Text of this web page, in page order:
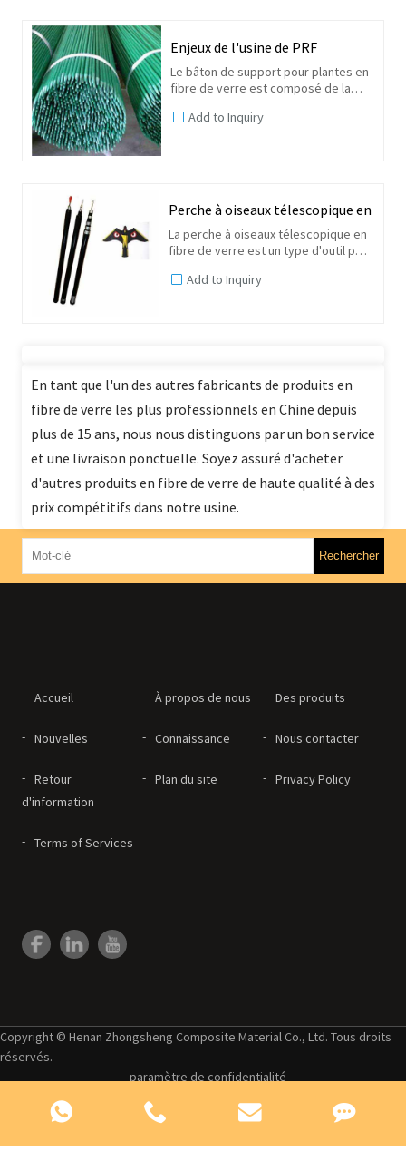
Enjeux de l'usine de PRF
Le bâton de support pour plantes en
fibre de verre est composé de la
meilleure résine, le plus grand
Add to Inquiry
Perche à oiseaux télescopique en FRP
La perche à oiseaux télescopique en
fibre de verre est un type d'outil pour
effaroucheurs d'oiseaux. Il est
Add to Inquiry
En tant que l'un des autres fabricants de produits en
fibre de verre les plus professionnels en Chine depuis
plus de 15 ans, nous nous distinguons par un bon service
et une livraison ponctuelle. Soyez assuré d'acheter
d'autres produits en fibre de verre de haute qualité à des
prix compétitifs dans notre usine.
Accueil À propos de nous Des produits
Nouvelles Connaissance Nous contacter
Retour
d'information
Plan du site Privacy Policy
Terms of Services
Copyright © Henan Zhongsheng Composite Material Co., Ltd. Tous droits
réservés.
paramètre de confidentialité